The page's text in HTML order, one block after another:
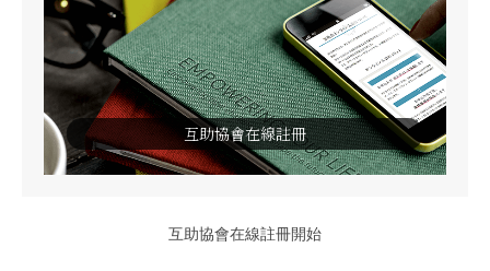
互助協會在線註冊
互助協會在線註冊開始